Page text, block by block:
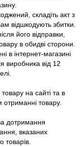
складіть акт з
відшкодують збитки.
його відправки,
в обидві сторони.
в інтернет-магазині
виробника від 12
на сайті та в
товару.
дотримання
вказаних
товарів.